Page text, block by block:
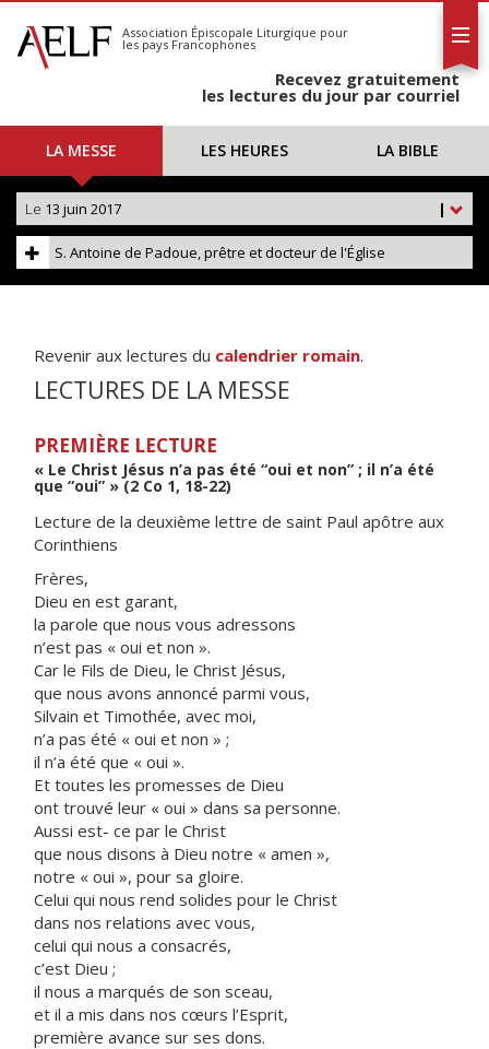
S'abonner
Calendrier
Association Épiscopale Liturgique pour
les pays Francophones
Recevez gratuitement
les lectures du jour par courriel
LA MESSE LES HEURES LA BIBLE
|
Le 13 juin 2017
S. Antoine de Padoue, prêtre et docteur de l'Église
Revenir aux lectures du calendrier romain.
LECTURES DE LA MESSE
PREMIÈRE LECTURE
« Le Christ Jésus n’a pas été “oui et non” ; il n’a été
que “oui” » (2 Co 1, 18-22)
Lecture de la deuxième lettre de saint Paul apôtre aux
Corinthiens
Frères,
Dieu en est garant,
la parole que nous vous adressons
n’est pas « oui et non ».
Car le Fils de Dieu, le Christ Jésus,
que nous avons annoncé parmi vous,
Silvain et Timothée, avec moi,
n’a pas été « oui et non » ;
il n’a été que « oui ».
Et toutes les promesses de Dieu
ont trouvé leur « oui » dans sa personne.
Aussi est- ce par le Christ
que nous disons à Dieu notre « amen »,
notre « oui », pour sa gloire.
Celui qui nous rend solides pour le Christ
dans nos relations avec vous,
celui qui nous a consacrés,
c’est Dieu ;
il nous a marqués de son sceau,
et il a mis dans nos cœurs l’Esprit,
première avance sur ses dons.